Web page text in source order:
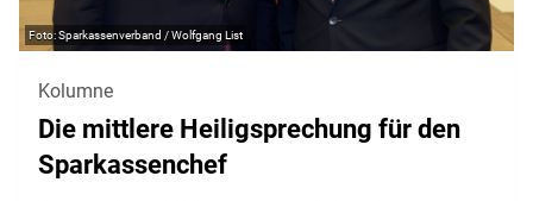
Sparkassenverband / Wolfgang List
Kolumne
Die mittlere Heiligsprechung für den
Sparkassenchef